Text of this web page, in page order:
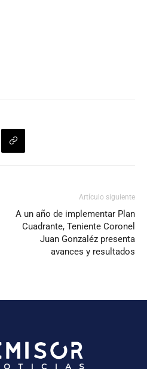
Artículo siguiente
A un año de implementar Plan
Cuadrante, Teniente Coronel
Juan Gonzaléz presenta
avances y resultados